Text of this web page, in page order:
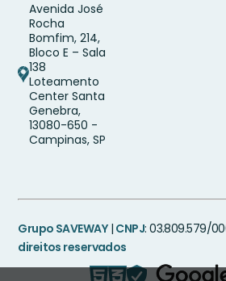
Avenida José
Rocha
Bomfim, 214,
Bloco E – Sala
138
Loteamento
Center Santa
Genebra,
13080-650 -
Campinas, SP
Grupo SAVEWAY| CNPJ: 03.809.579/
direitos reservados